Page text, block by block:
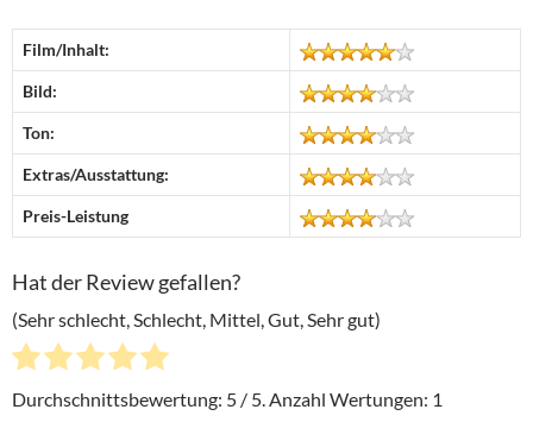
Film/Inhalt:
Bild:
Ton:
Extras/Ausstattung:
Preis-Leistung
Hat der Review gefallen?
(Sehr schlecht, Schlecht, Mittel, Gut, Sehr gut)
Durchschnittsbewertung: 5 / 5. Anzahl Wertungen: 1